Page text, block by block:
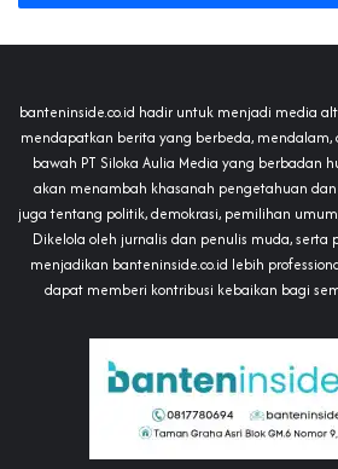
banteninside.co.id hadir untuk menjadi media
mendapatkan berita yang berbeda, mendalam,
bawah PT Siloka Aulia Media yang berbadan
akan menambah khasanah pengetahuan
juga tentang politik, demokrasi, pemilihan
Dikelola oleh jurnalis dan penulis muda, serta
menjadikan banteninside.co.id lebih
dapat memberi kontribusi kebaikan bagi